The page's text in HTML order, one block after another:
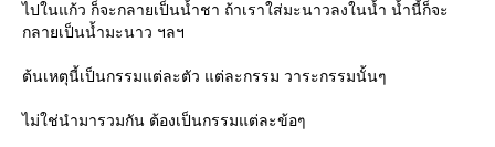
ไปในแก้ว ก็จะกลายเป็นน้ำชา ถ้าเราใส่มะนาวลงในน้ำ น้ำนี้ก็จะ
กลายเป็นน้ำมะนาว ฯลฯ
ต้นเหตุนี้เป็นกรรมแต่ละตัว แต่ละกรรม วาระกรรมนั้นๆ
ไม่ใช่นำมารวมกัน ต้องเป็นกรรมแต่ละข้อๆ